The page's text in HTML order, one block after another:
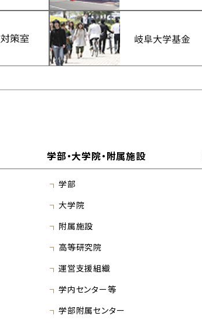
学部・大学院・附属施設
学部
大学院
附属施設
高等研究院
運営支援組織
学内センター等
学部附属センター